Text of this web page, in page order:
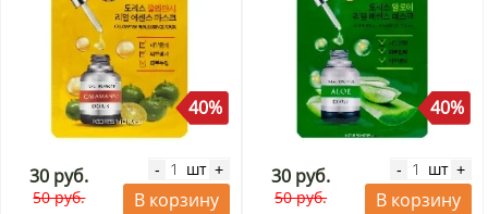
40%
30 руб.
50 руб.
- шт +
В корзину
40%
30 руб.
50 руб.
- шт +
В корзину